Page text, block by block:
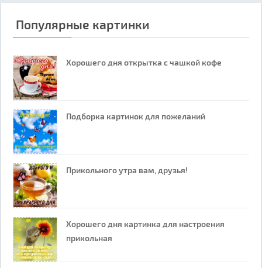
Популярные картинки
Хорошего дня открытка с чашкой кофе
Подборка картинок для пожеланий
Прикольного утра вам, друзья!
Хорошего дня картинка для настроения
прикольная